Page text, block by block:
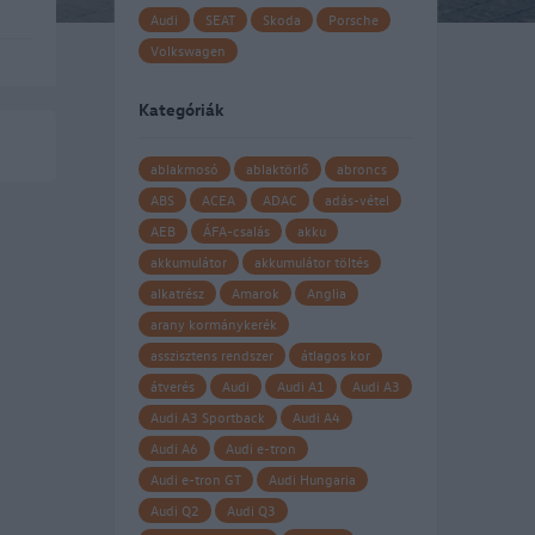
Audi SEAT Skoda
Porsche
Volkswagen
Kategóriák
ablakmosó ablaktörlő
abroncs
ABS
ACEA ADAC
adás-vétel
AEB
ÁFA-csalás
akku
akkumulátor
akkumulátor töltés
alkatrész
Amarok
Anglia
arany kormánykerék
asszisztens rendszer
átlagos kor
átverés
Audi Audi A1
Audi A3
Audi A3 Sportback
Audi A4
Audi A6
Audi e-tron
Audi e-tron GT
Audi Hungaria
Audi Q2
Audi Q3